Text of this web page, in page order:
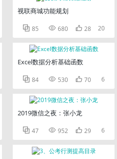
视联商城功能规划
 85  680  28 20
Excel数据分析基础函数
 84  530  70 6
2019微信之夜：张小龙
 47  952  29 6